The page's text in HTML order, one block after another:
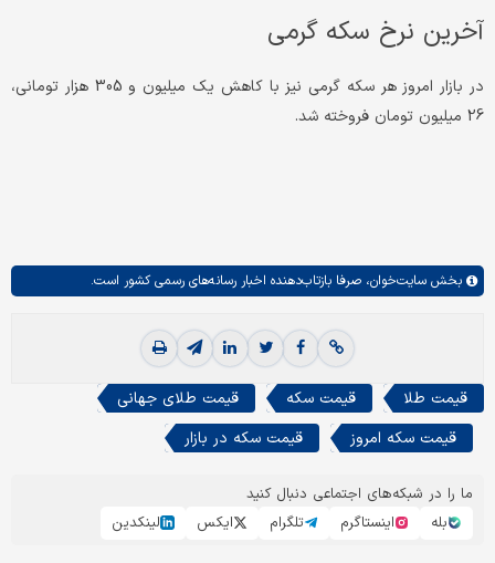
آخرین نرخ سکه گرمی
در بازار امروز هر سکه گرمی نیز با کاهش یک میلیون و 305 هزار تومانی،
26 میلیون تومان فروخته شد.
بخش سایت‌خوان، صرفا بازتاب‌دهنده اخبار رسانه‌های رسمی کشور است.
قیمت طلا قیمت سکه
قیمت طلای جهانی
قیمت سکه امروز
قیمت سکه در بازار
ما را در شبکه‌های اجتماعی دنبال کنید
بله
اینستاگرم تلگرام ایکس لینکدین